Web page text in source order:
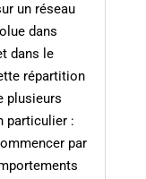
un réseau
dans
dans le
répartition
plusieurs
particulier :
par